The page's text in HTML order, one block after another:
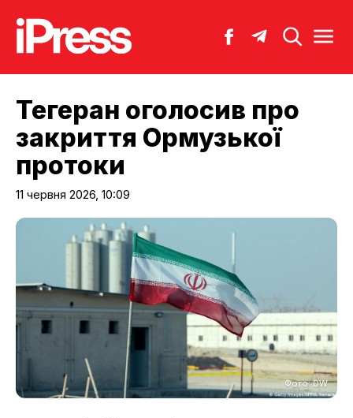
Тегеран оголосив про
закриття Ормузької
протоки
11 червня 2026, 10:09
Фото: DW